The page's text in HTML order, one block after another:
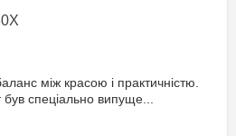
між красою і практичністю.
спеціально випуще...